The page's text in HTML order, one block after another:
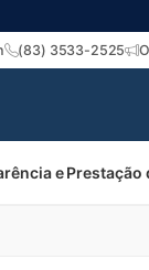
(83) 3533-2525
e Prestação